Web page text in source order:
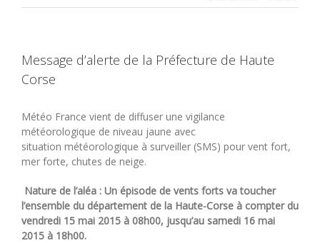
Message d’alerte de la Préfecture de Haute
Corse
Météo France vient de diffuser une vigilance
météorologique de niveau jaune avec
situation météorologique à surveiller (SMS) pour vent fort,
mer forte, chutes de neige.
Nature de l’aléa : Un épisode de vents forts va toucher
l’ensemble du département de la Haute-Corse à compter du
vendredi 15 mai 2015 à 08h00, jusqu’au samedi 16 mai
2015 à 18h00.